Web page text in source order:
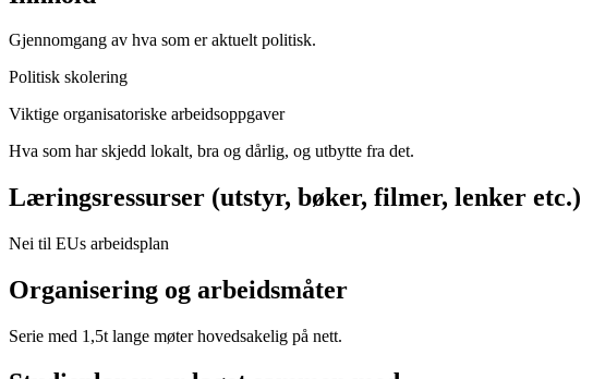
Gjennomgang av hva som er aktuelt politisk.
Politisk skolering
Viktige organisatoriske arbeidsoppgaver
Hva som har skjedd lokalt, bra og dårlig, og utbytte fra det.
Læringsressurser (utstyr, bøker, filmer, lenker etc.)
Nei til EUs arbeidsplan
Organisering og arbeidsmåter
Serie med 1,5t lange møter hovedsakelig på nett.